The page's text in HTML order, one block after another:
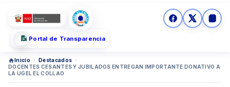
Portal de Transparencia
Inicio › Destacados ›
DOCENTES CESANTES Y JUBILADOS ENTREGAN IMPORTANTE DONATIVO A
LA UGEL EL COLLAO